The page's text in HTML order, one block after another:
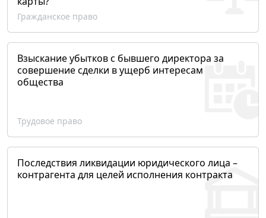
Гражданское право
Взыскание убытков с бывшего директора за
совершение сделки в ущерб интересам
общества
Трудовое право
Последствия ликвидации юридического лица –
контрагента для целей исполнения контракта